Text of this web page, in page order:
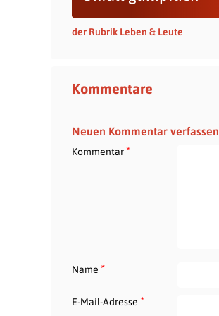
der Rubrik Leben & Leute
Kommentare
Neuen Kommentar verfassen
Kommentar*
Name *
E-Mail-Adresse *